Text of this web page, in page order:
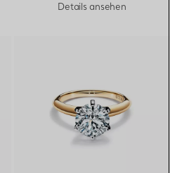
Details ansehen